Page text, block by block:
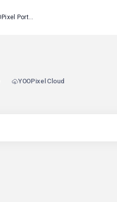
Welcome to YOOPixel Portal
YOOPixel Cloud